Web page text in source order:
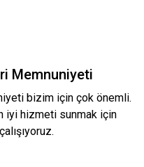
Memnuniyeti
bizim için çok önemli.
iyi hizmeti sunmak için
çalışıyoruz.